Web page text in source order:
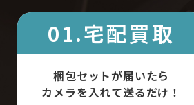
01.宅配買取
梱包セットが届いたら
カメラを入れて送るだけ！